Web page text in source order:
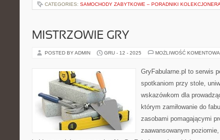
CATEGORIES: SAMOCHODY ZABYTKOWE – PORADNIKI
MISTRZOWIE GRY
POSTED BY ADMIN GRU - 12 - 2025 MOŻLIWOŚĆ
GryFabularne.pl to serwis
spotkaniom przy stole,
wskazówkom dla
którym zamiłowanie do
zasobami pomagającymi
zaawansowanym